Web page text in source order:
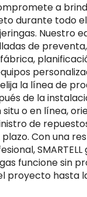
a
durante todo
Nuestro
de
la línea de
de la
o en línea,
de
Con una
funcione sin
proyecto hasta